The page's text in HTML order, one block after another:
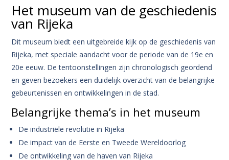
Het museum van de geschiedenis
van Rijeka
Dit museum biedt een uitgebreide kijk op de geschiedenis van
Rijeka, met speciale aandacht voor de periode van de 19e en
20e eeuw. De tentoonstellingen zijn chronologisch geordend
en geven bezoekers een duidelijk overzicht van de belangrijke
gebeurtenissen en ontwikkelingen in de stad.
Belangrijke thema’s in het museum
De industriële revolutie in Rijeka
De impact van de Eerste en Tweede Wereldoorlog
De ontwikkeling van de haven van Rijeka